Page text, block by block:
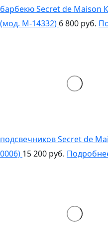
барбекю Secret de Maison
(мод. M-14332) 6 800 руб.
подсвечников Secret de
0006) 15 200 руб.